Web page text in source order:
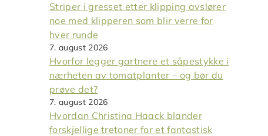
Striper i gresset etter klipping avslører
noe med klipperen som blir verre for
hver runde
7. august 2026
Hvorfor legger gartnere et såpestykke i
nærheten av tomatplanter – og bør du
prøve det?
7. august 2026
Hvordan Christina Haack blander
forskjellige tretoner for et fantastisk